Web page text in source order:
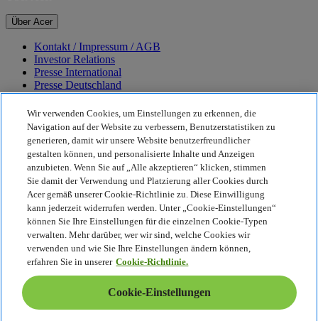
Über Acer
Kontakt / Impressum / AGB
Investor Relations
Presse International
Presse Deutschland
Auszeichnungen
Veranstaltungen
Karriere
Nachhaltigkeit
Nachhaltigkeit
Corporate Social Responsibility
CO2-Bilanz unserer Produkte
Earthion
Datenschutzrichtlinie
Cookie-Richtlinie
Rechtlicher Hinweis
Zusätzliche rechtliche Informationen
Barrierefreiheitsrichtlinie
Cookie-Einstellungen
Wir verwenden Cookies, um Einstellungen zu erkennen, die
Navigation auf der Website zu verbessern, Benutzerstatistiken zu
generieren, damit wir unsere Website benutzerfreundlicher
gestalten können, und personalisierte Inhalte und Anzeigen
anzubieten. Wenn Sie auf „Alle akzeptieren“ klicken, stimmen
Sie damit der Verwendung und Platzierung aller Cookies durch
Acer gemäß unserer Cookie-Richtlinie zu. Diese Einwilligung
kann jederzeit widerrufen werden. Unter „Cookie-Einstellungen“
können Sie Ihre Einstellungen für die einzelnen Cookie-Typen
verwalten. Mehr darüber, wer wir sind, welche Cookies wir
verwenden und wie Sie Ihre Einstellungen ändern können,
erfahren Sie in unserer Cookie-Richtlinie.
Cookie-Einstellungen